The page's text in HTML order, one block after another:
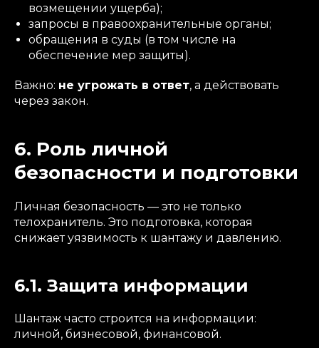
возмещении ущерба);
запросы в правоохранительные органы;
обращения в суды (в том числе на
обеспечение мер защиты).
Важно: не угрожать в ответ, а действовать
через закон.
6. Роль личной
безопасности и подготовки
Личная безопасность — это не только
телохранитель. Это подготовка, которая
снижает уязвимость к шантажу и давлению.
6.1. Защита информации
Шантаж часто строится на информации:
личной, бизнесовой, финансовой.